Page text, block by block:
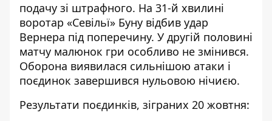
подачу зі штрафного. На 31-й хвилині
воротар «Севільї» Буну відбив удар
Вернера під поперечину. У другій половині
матчу малюнок гри особливо не змінився.
Оборона виявилася сильнішою атаки і
поєдинок завершився нульовою нічиєю.
Результати поєдинків, зіграних 20 жовтня: